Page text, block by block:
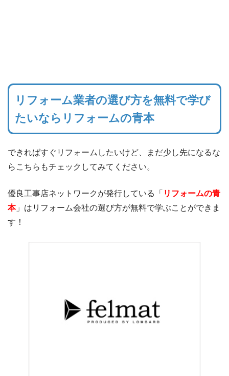
リフォーム業者の選び方を無料で学び
たいならリフォームの青本
できればすぐリフォームしたいけど、まだ少し先になるな
らこちらもチェックしてみてください。
優良工事店ネットワークが発行している「 リフォームの青
本」はリフォーム会社の選び方が無料で学ぶことができま
す！